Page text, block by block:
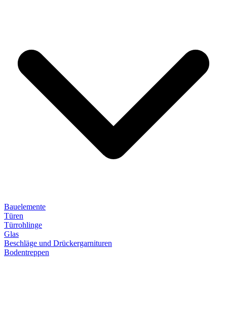
Bauelemente
Türen
Türrohlinge
Glas
Beschläge und Drückergarnituren
Bodentreppen